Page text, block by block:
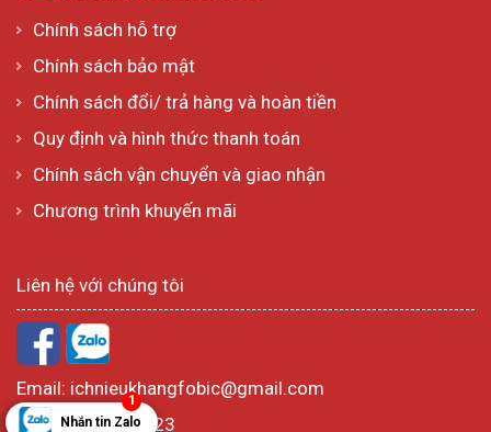
Chính sách hỗ trợ
Chính sách bảo mật
Chính sách đổi/ trả hàng và hoàn tiền
Quy định và hình thức thanh toán
Chính sách vận chuyển và giao nhận
Chương trình khuyến mãi
Liên hệ với chúng tôi
Email: ichnieukhangfobic@gmail.com
Hotline:1800 6723
Nhắn tin Zalo
1